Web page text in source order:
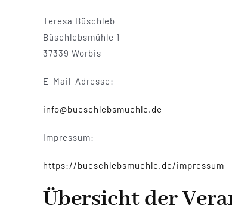
Teresa Büschleb
Büschlebsmühle 1
37339 Worbis
E-Mail-Adresse:
info@bueschlebsmuehle.de
Impressum:
https://bueschlebsmuehle.de/impressum
Übersicht der